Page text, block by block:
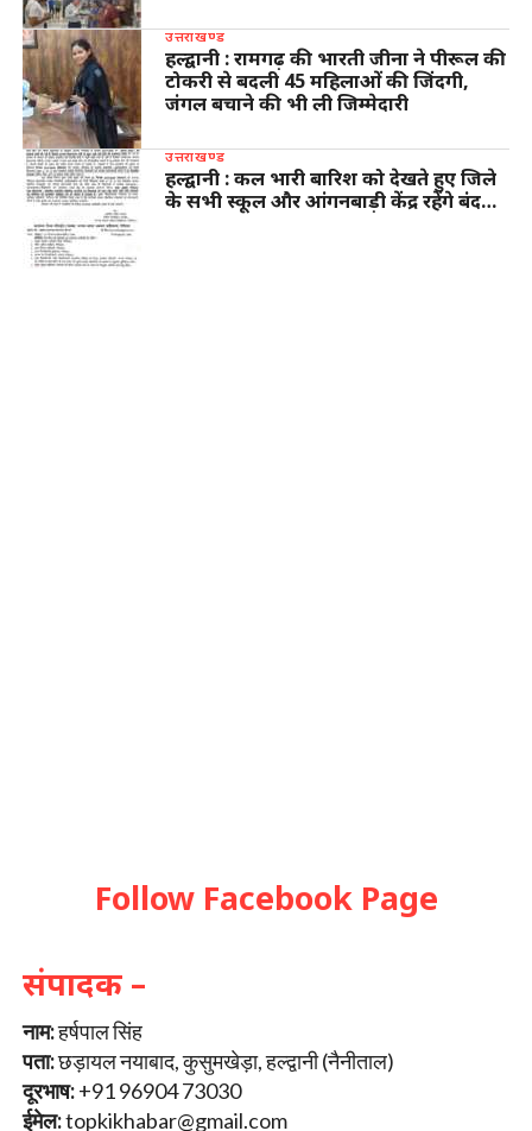
उत्तराखण्ड
हल्द्वानी : रामगढ़ की भारती जीना ने पीरूल की
टोकरी से बदली 45 महिलाओं की जिंदगी,
जंगल बचाने की भी ली जिम्मेदारी
उत्तराखण्ड
हल्द्वानी : कल भारी बारिश को देखते हुए जिले
के सभी स्कूल और आंगनबाड़ी केंद्र रहेंगे बंद…
Follow Facebook Page
संपादक –
नाम:हर्षपाल सिंह
पता:छड़ायल नयाबाद, कुसुमखेड़ा, हल्द्वानी (नैनीताल)
दूरभाष:+91 96904 73030
ईमेल:topkikhabar@gmail.com